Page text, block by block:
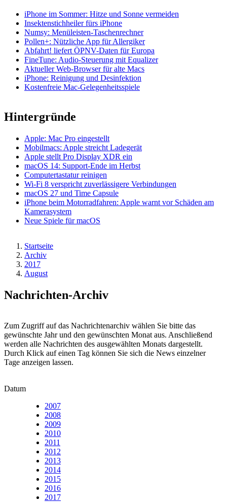
iPhone im Sommer: Hitze und Sonne vermeiden
Insektenstichheiler fürs iPhone
Numsy: Menüleisten-Taschenrechner
Pollen+: Nützliche App für Allergiker
Abfahrt! liefert ÖPNV-Daten für Europa
FineTune: Audio-Steuerung mit Equalizer
Aktueller Web-Browser für alte Macs
iPhone: Reinigung und Desinfektion
Kostenfreie Mac-Gelegenheitsspiele
Hintergründe
Apple: Mac Pro eingestellt
Mobilmacs: Apple streicht Ladegerät
Apple stellt Pro Display XDR ein
macOS 14: Support-Ende im Herbst
Computertastatur reinigen
Wi-Fi 8 verspricht zuverlässigere Verbindungen
macOS 27 und Time Capsule
iPhone beim Motorradfahren: Apple warnt vor Schäden am
Kamerasystem
Neue Spiele für macOS
Pfadnavigation
Startseite
Archiv
2017
August
Nachrichten-Archiv
Zum Zugriff auf das Nachrichtenarchiv wählen Sie bitte das
gewünschte Jahr und den gewünschten Monat aus. Anschließend
werden alle Nachrichten des ausgewählten Monats dargestellt.
Durch Klick auf einen Tag können Sie sich die News einzelner
Tage anzeigen lassen.
Datum
2007
2008
2009
2010
2011
2012
2013
2014
2015
2016
2017